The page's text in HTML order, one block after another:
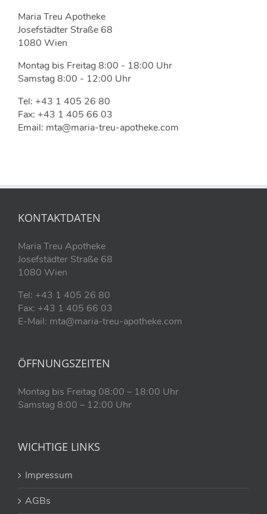
Maria Treu Apotheke
Josefstädter Straße 68
1080 Wien
Montag bis Freitag 8:00 - 18:00 Uhr
Samstag 8:00 - 12:00 Uhr
Tel: +43 1 405 26 80
Fax: +43 1 405 66 03
Email: mta@maria-treu-apotheke.com
KONTAKTDATEN
Maria Treu Apotheke
Josefstädter Straße 68
1080 Wien
Tel: +43 1 405 26 80
Fax: +43 1 405 66 03
E-Mail: mta@maria-treu-apotheke.com
ÖFFNUNGSZEITEN
Montag bis Freitag 08:00 – 18:00 Uhr
Samstag 8:00 – 12:00 Uhr
WICHTIGE LINKS
Impressum
AGBs